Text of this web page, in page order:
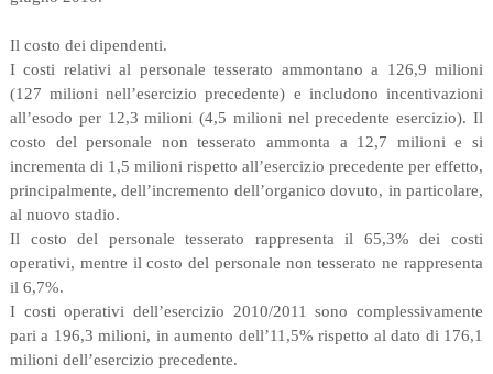
Il costo dei dipendenti.
I costi relativi al personale tesserato ammontano a 126,9 milioni
(127 milioni nell’esercizio precedente) e includono incentivazioni
all’esodo per 12,3 milioni (4,5 milioni nel precedente esercizio). Il
costo del personale non tesserato ammonta a 12,7 milioni e si
incrementa di 1,5 milioni rispetto all’esercizio precedente per effetto,
principalmente, dell’incremento dell’organico dovuto, in particolare,
al nuovo stadio.
Il costo del personale tesserato rappresenta il 65,3% dei costi
operativi, mentre il costo del personale non tesserato ne rappresenta
il 6,7%.
I costi operativi dell’esercizio 2010/2011 sono complessivamente
pari a 196,3 milioni, in aumento dell’11,5% rispetto al dato di 176,1
milioni dell’esercizio precedente.